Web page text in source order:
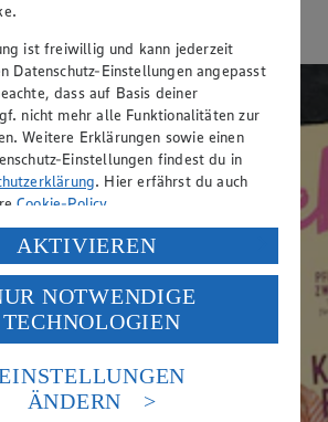
ist freiwillig und kann jederzeit
Datenschutz-Einstellungen angepasst
dass auf Basis deiner
nicht mehr alle Funktionalitäten zur
Weitere Erklärungen sowie einen
Einstellungen findest du in
. Hier erfährst du auch
Cookie-Policy.
personenbezogenen Daten in den
und YouTube:
klickst, willigst du im Sinne
1 Satz 1 lit. a) DSGVO ein, dass deine
verarbeitet werden. Der EuGH sieht
mit einem nach europäischen
Datenschutzniveau an.
eines Zugriffs durch US-
AKTIVIEREN
NOTWENDIGE
TECHNOLOGIEN
ÄNDERN